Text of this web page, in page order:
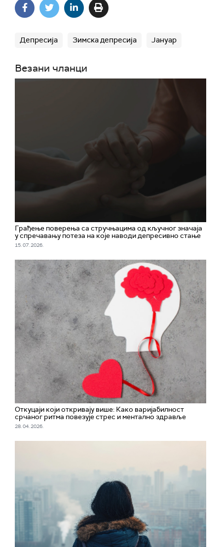
Депресија Зимска депресија Јануар
Везани чланци
Грађење поверења са стручњацима од кључног значаја
у спречавању потеза на које наводи депресивно стање
15. 07. 2026.
Откуцаји који откривају више: Како варијабилност
срчаног ритма повезује стрес и ментално здравље
28. 04. 2026.